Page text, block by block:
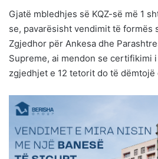
Gjatë mbledhjes së KQZ-së më 1
se, pavarësisht vendimit të formës
Zgjedhor për Ankesa dhe
Supreme, ai mendon se certifikimi
zgjedhjet e 12 tetorit do të dëmtojë